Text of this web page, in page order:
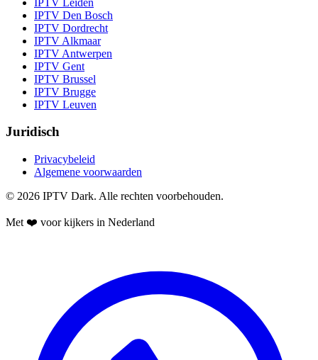
IPTV Den Bosch
IPTV Dordrecht
IPTV Alkmaar
IPTV Antwerpen
IPTV Gent
IPTV Brussel
IPTV Brugge
IPTV Leuven
Juridisch
Privacybeleid
Algemene voorwaarden
© 2026 IPTV Dark. Alle rechten voorbehouden.
Met ❤️ voor kijkers in Nederland